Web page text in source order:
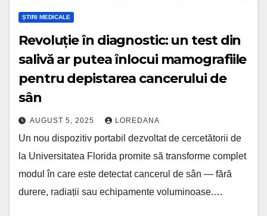
ȘTIRI MEDICALE
Revoluție în diagnostic: un test din
salivă ar putea înlocui mamografiile
pentru depistarea cancerului de
sân
AUGUST 5, 2025 LOREDANA
Un nou dispozitiv portabil dezvoltat de cercetătorii de
la Universitatea Florida promite să transforme complet
modul în care este detectat cancerul de sân — fără
durere, radiații sau echipamente voluminoase.…